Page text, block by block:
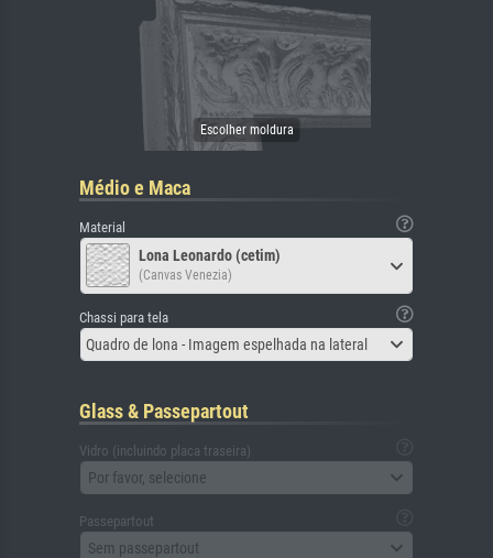
Médio e Maca
Material
Lona Leonardo (cetim)
(Canvas Venezia)
Chassi para tela
Quadro de lona - Imagem espelhada na lateral
Glass & Passepartout
Vidro (incluindo placa traseira)
Por favor, selecione
Passepartout
Sem passepartout